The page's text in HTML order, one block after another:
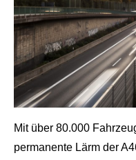
shot von W.Sondermann
Mit über 80.000
permanente Lärm der